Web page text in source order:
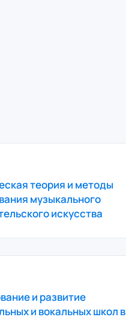
теория и методы
музыкального
искусства
и развитие
и вокальных школ в